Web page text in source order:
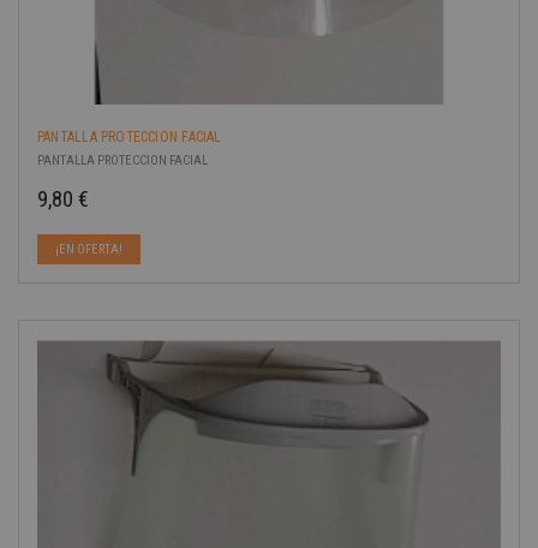
PANTALLA PROTECCION FACIAL
PANTALLA PROTECCION FACIAL
9,80 €
¡EN OFERTA!